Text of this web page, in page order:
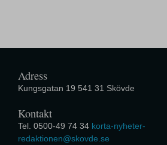
Adress
Kungsgatan 19 541 31 Skövde
Kontakt
Tel. 0500-49 74 34 korta-nyheter-
redaktionen@skovde.se